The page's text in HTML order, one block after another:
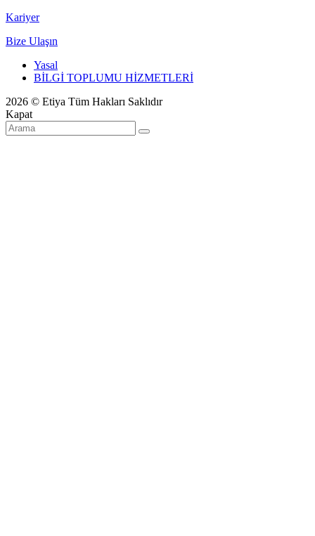
Kariyer
Bize Ulaşın
Yasal
BİLGİ TOPLUMU HİZMETLERİ
2026 © Etiya Tüm Hakları Saklıdır
Kapat